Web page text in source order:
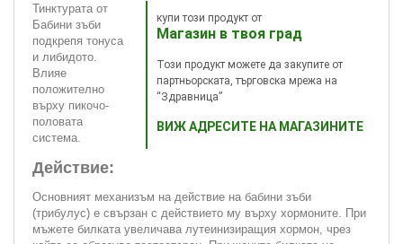
купи този продукт от
Магазин в твоя град
Този продукт можете да закупите от
партньорската, търговска мрежа на
“Здравница”
ВИЖ АДРЕСИТЕ НА МАГАЗИНИТЕ
Тинктурата от
Бабини зъби
подкрепя тонуса
и либидото.
Влияе
положително
върху пикочо-
половата
система.
Действие:
Основният механизъм на действие на бабини зъби
(трибулус) е свързан с действието му върху хормоните. При
мъжете билката увеличава лутеинизиращия хормон, чрез